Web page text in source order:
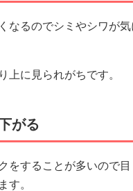
なるのでシミやシワが
上に見られがちです。
がる
をすることが多いので
す。